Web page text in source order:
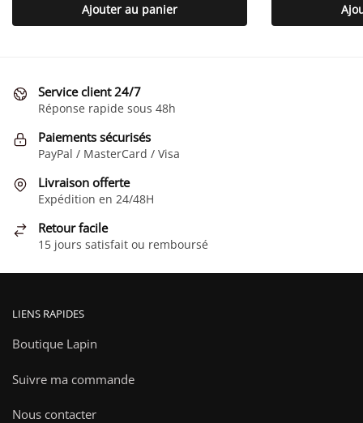
Ajouter au panier
Service client 24/7
Réponse rapide sous 48h
Paiements sécurisés
PayPal / MasterCard / Visa
Livraison offerte
Expédition en 24/48H
Retour facile
15 jours satisfait ou remboursé
LIENS RAPIDES
Boutique Lapin
Suivre ma commande
Nous contacter